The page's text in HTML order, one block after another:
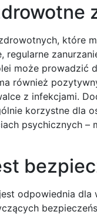
które
regularne
może prowadzić
również
z infekcjami.
korzystne dla
psychicznych
odpowiednia